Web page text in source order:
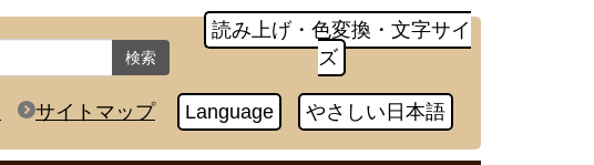
検索
読み上げ・色変換・文字サイ
ズ
サイトマップ Language やさしい日本語